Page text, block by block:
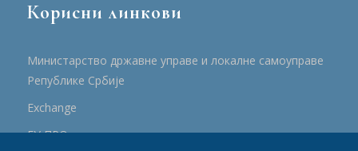
Корисни линкови
Министарство државне управе и локалне самоуправе
Републике Србије
Еxchange
ЕУ ПРО